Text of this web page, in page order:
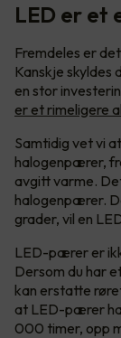
LED er et
Fremdeles er
Kanskje skyldes
en stor
er et rimeligere
Samtidig vet vi
halogenpærer,
avgitt varme.
halogenpærer.
grader, vil en
LED-pærer er
Dersom du har
kan erstatte
at LED-pærer
000 timer, opp